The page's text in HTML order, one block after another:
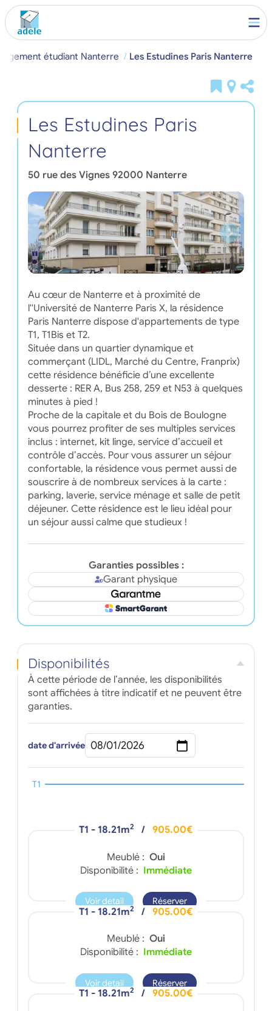
étudiant Nanterre Les Estudines Paris Nanterre
Les Estudines Paris
Nanterre
50 rue des Vignes 92000 Nanterre
Au cœur de Nanterre et à proximité de
l''Université de Nanterre Paris X, la résidence
Paris Nanterre dispose d'appartements de type
T1, T1Bis et T2.
Située dans un quartier dynamique et
commerçant (LIDL, Marché du Centre, Franprix)
cette résidence bénéficie d’une excellente
desserte : RER A, Bus 258, 259 et N53 à quelques
minutes à pied !
Proche de la capitale et du Bois de Boulogne
vous pourrez profiter de ses multiples services
inclus : internet, kit linge, service d’accueil et
contrôle d’accès. Pour vous assurer un séjour
confortable, la résidence vous permet aussi de
souscrire à de nombreux services à la carte :
parking, laverie, service ménage et salle de petit
déjeuner. Cette résidence est le lieu idéal pour
un séjour aussi calme que studieux !
Garanties possibles :
Garant physique
Disponibilités
À cette période de l’année, les disponibilités
sont affichées à titre indicatif et ne peuvent être
garanties.
date d'arrivée
T1
T1 - 18.21m2 / 905.00€
Meublé : Oui
Disponibilité : Immédiate
Voir detail Réserver
T1 - 18.21m2 / 905.00€
Meublé : Oui
Disponibilité : Immédiate
Voir detail Réserver
T1 - 18.21m2 / 905.00€